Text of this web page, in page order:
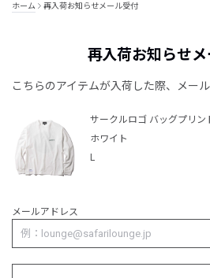
ホーム 再入荷お知らせメール受付
再入荷お知らせ
こちらのアイテムが入荷した際、メー
サークルロゴ バッグプリン
ホワイト
L
メールアドレス